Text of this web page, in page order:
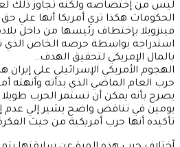
ليس من إختصاصه ولكنه تجاوز ذلك
الحكومات هكذا تري أمريكا أنها علي
فينزويلا بإختطاف رئيسها من داخل
استدراجه بواسطة حرصه الخاص الذي
بالمال الإمريكي لتحقيق الهدف..
الهجوم الأمريكي الإسرائيلي علي
حرب العام الماضي الذي بدأته وأنهته
يصرح بأنه يمكن أن تستمر الحرب
يومين في تناقض واضح يشير إلي عدم
تأكيده أنها حرب أمريكية من حيث